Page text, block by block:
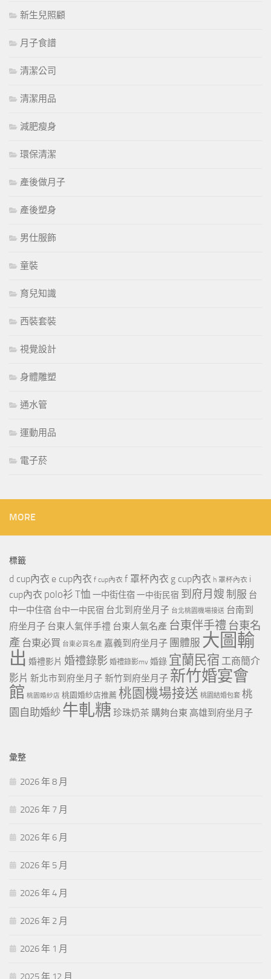
新生兒照顧
月子食譜
清潔公司
清潔用品
減肥瘦身
環保清潔
產後做月子
產後塑身
男仕服飾
童裝
育兒知識
西裝套裝
視覺設計
身體雕塑
通水管
運動用品
電子菸
MORE
標籤
d cup內衣 e cup內衣 f cup內衣 f 罩杯內衣 g cup內衣 h 罩杯內衣 i
cup內衣 polo衫 T恤 一中街住宿一中街民宿 到府月嫂 制服 台
中一中住宿 台中一中民宿 台北到府坐月子 台北桃園機場接送 台南到
府坐月子 台東人氣伴手禮 台東人氣名產 台東伴手禮 台東名
產 台東必買 台東必買名產 嘉義到府坐月子 團體服 大圖輸
出 婚禮影片 婚禮錄影 婚禮錄影mv 婚錄 宜蘭民宿 工商簡介
影片 新北市到府坐月子 新竹到府坐月子 新竹婚宴會
館 桃園婚紗店 桃園婚紗店推薦 桃園機場接送 桃園結婚包套 桃
園自助婚紗 牛軋糖 珍珠奶茶 購夠台東 高雄到府坐月子
彙整
2026 年 8 月
2026 年 7 月
2026 年 6 月
2026 年 5 月
2026 年 4 月
2026 年 2 月
2026 年 1 月
2025 年 12 月